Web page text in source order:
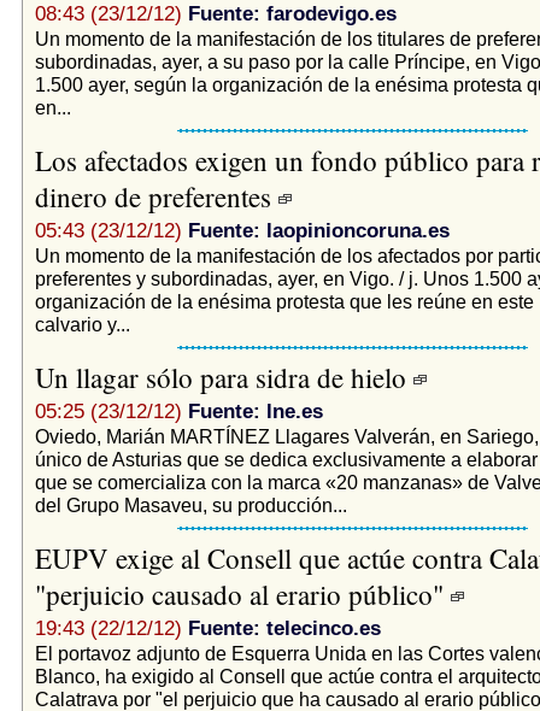
08:43 (23/12/12) Fuente: farodevigo.es
Un momento de la manifestación de los titulares de
subordinadas, ayer, a su paso por la calle Príncipe, en
1.500 ayer, según la organización de la enésima protesta
en...
Los afectados exigen un fondo público para
dinero de preferentes
05:43 (23/12/12) Fuente: laopinioncoruna.es
Un momento de la manifestación de los afectados por
preferentes y subordinadas, ayer, en Vigo. / j. Unos 1.500
organización de la enésima protesta que les reúne en este
calvario y...
Un llagar sólo para sidra de hielo
05:25 (23/12/12) Fuente: lne.es
Oviedo, Marián MARTÍNEZ Llagares Valverán, en
único de Asturias que se dedica exclusivamente a
que se comercializa con la marca «20 manzanas» de
del Grupo Masaveu, su producción...
EUPV exige al Consell que actúe contra
"perjuicio causado al erario público"
19:43 (22/12/12) Fuente: telecinco.es
El portavoz adjunto de Esquerra Unida en las Cortes
Blanco, ha exigido al Consell que actúe contra el
Calatrava por "el perjuicio que ha causado al erario